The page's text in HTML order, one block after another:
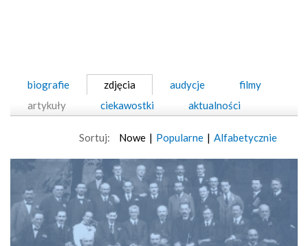
biografie zdjęcia audycje
filmy
artykuły
ciekawostki aktualności
Sortuj: Nowe | Popularne | Alfabetycznie